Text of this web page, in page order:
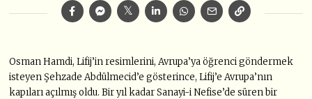
Osman Hamdi, Lifij’in resimlerini, Avrupa’ya öğrenci göndermek
isteyen Şehzade Abdülmecid’e gösterince, Lifij’e Avrupa’nın
kapıları açılmış oldu. Bir yıl kadar Sanayi-i Nefise’de süren bir